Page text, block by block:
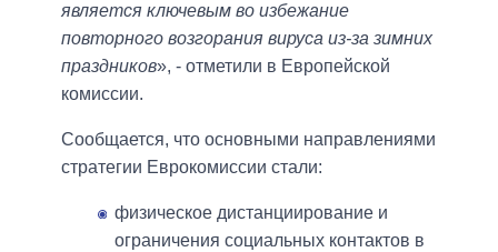
является ключевым во избежание
повторного возгорания вируса из-за зимних
праздников», - отметили в Европейской
комиссии.
Сообщается, что основными направлениями
стратегии Еврокомиссии стали:
физическое дистанциирование и
ограничения социальных контактов в